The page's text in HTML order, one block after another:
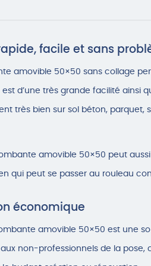
facile et sans
amovible 50×50 sans collage
d’une très grande facilité ainsi
très bien sur sol béton, parquet,
amovible 50×50 peut
qui peut se passer au rouleau
économique
amovible 50×50 est une
non-professionnels de la pose,